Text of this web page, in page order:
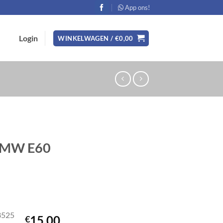
App ons!
Login WINKELWAGEN / €0,00
E60
€